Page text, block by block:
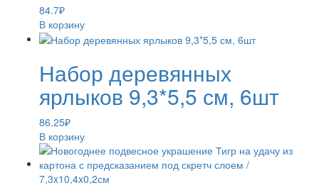
84.7₽
В корзину
Набор деревянных
ярлыков 9,3*5,5 см, 6шт
86.25₽
В корзину